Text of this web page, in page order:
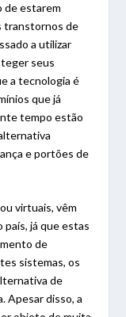
de estarem
transtornos de
a utilizar
seus
a tecnologia é
que já
tempo estão
e portões de
virtuais, vêm
já que estas
de
sistemas, os
de
Apesar disso, a